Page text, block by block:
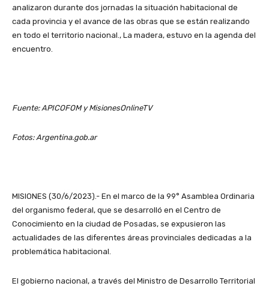
analizaron durante dos jornadas la situación habitacional de
cada provincia y el avance de las obras que se están realizando
en todo el territorio nacional., La madera, estuvo en la agenda del
encuentro.
Fuente: APICOFOM y MisionesOnlineTV
Fotos: Argentina.gob.ar
MISIONES (30/6/2023).- En el marco de la 99° Asamblea Ordinaria
del organismo federal, que se desarrolló en el Centro de
Conocimiento en la ciudad de Posadas, se expusieron las
actualidades de las diferentes áreas provinciales dedicadas a la
problemática habitacional.
El gobierno nacional, a través del Ministro de Desarrollo Territorial